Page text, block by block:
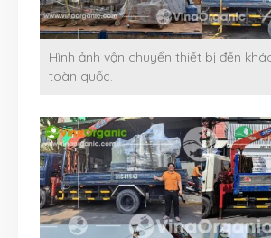
Hình ảnh vận chuyển thiết bị đến
toàn quốc.